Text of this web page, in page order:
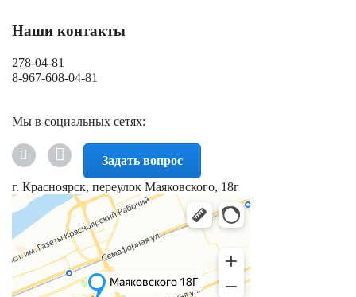
Наши контакты
278-04-81
8-967-608-04-81
Мы в социальных сетях:
Задать вопрос
г. Красноярск, переулок Маяковского, 18г